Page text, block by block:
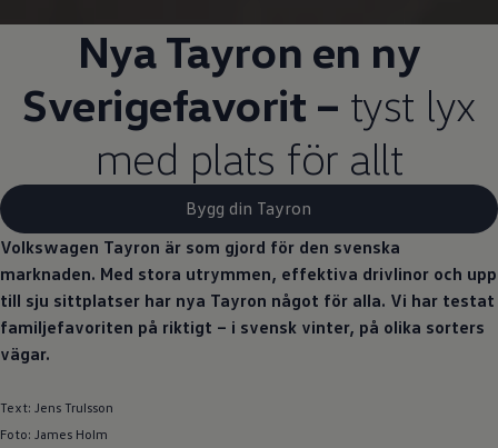
Nya Tayron en ny
Sverigefavorit – tyst lyx
med plats för allt
Bygg din Tayron
Volkswagen Tayron är som gjord för den svenska
marknaden. Med stora utrymmen, effektiva drivlinor och upp
till sju sittplatser har nya Tayron något för alla. Vi har testat
familjefavoriten på riktigt – i svensk vinter, på olika sorters
vägar.
Text: Jens Trulsson
Foto: James Holm